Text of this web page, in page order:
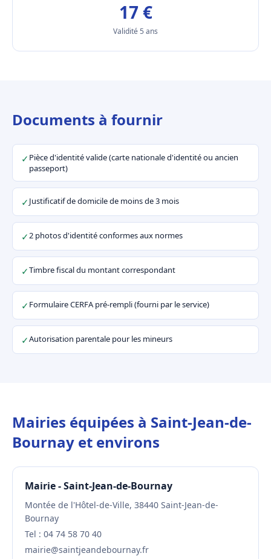
17 €
Validité 5 ans
Documents à fournir
✓ Pièce d'identité valide (carte nationale d'identité ou ancien
passeport)
✓Justificatif de domicile de moins de 3 mois
✓2 photos d'identité conformes aux normes
✓Timbre fiscal du montant correspondant
✓ Formulaire CERFA pré-rempli (fourni par le service)
✓Autorisation parentale pour les mineurs
Mairies équipées à Saint-Jean-de-
Bournay et environs
Mairie - Saint-Jean-de-Bournay
Montée de l'Hôtel-de-Ville, 38440 Saint-Jean-de-
Bournay
Tel : 04 74 58 70 40
mairie@saintjeandebournay.fr